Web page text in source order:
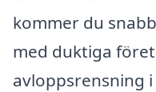
kommer du
med duktiga
avloppsrensning i